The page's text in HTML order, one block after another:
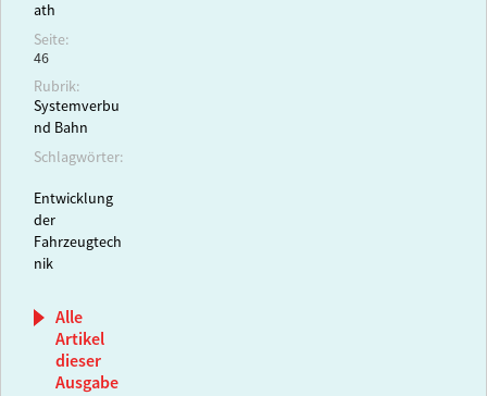
ath
Seite:
46
Rubrik:
Systemverbu
nd Bahn
Schlagwörter:
Entwicklung
der
Fahrzeugtech
nik
Alle
Artikel
dieser
Ausgabe